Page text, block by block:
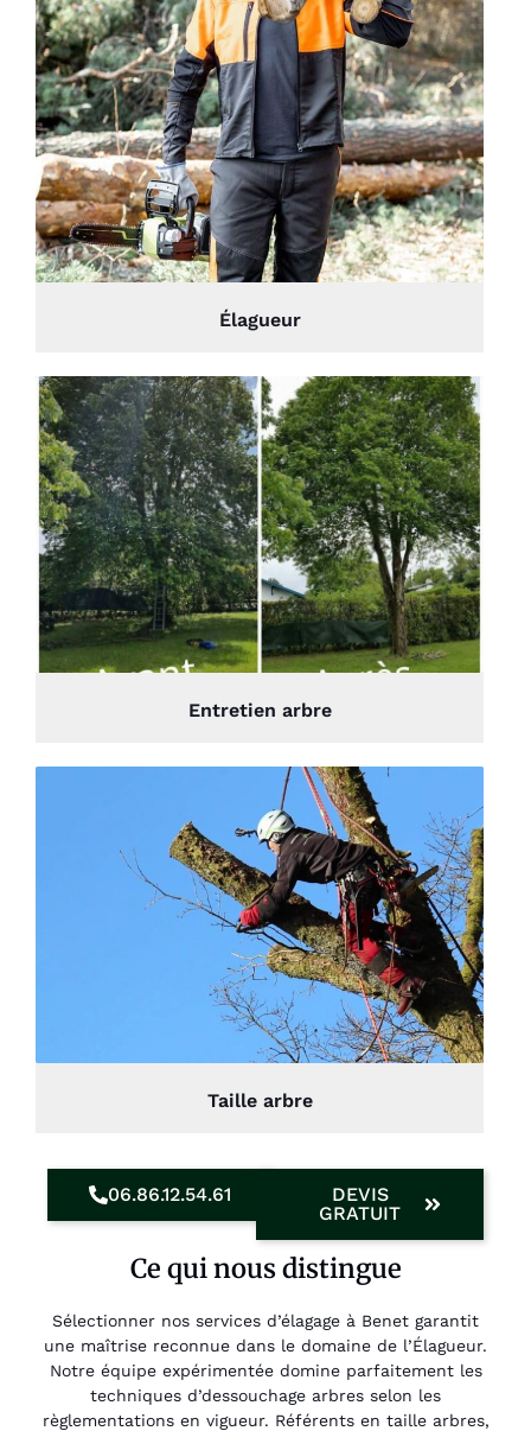
Élagueur
Entretien arbre
Taille arbre
06.86.12.54.61
DEVIS
GRATUIT
Ce qui nous distingue
Sélectionner nos services d’élagage à Benet garantit
une maîtrise reconnue dans le domaine de l’Élagueur.
Notre équipe expérimentée domine parfaitement les
techniques d’dessouchage arbres selon les
règlementations en vigueur. Référents en taille arbres,